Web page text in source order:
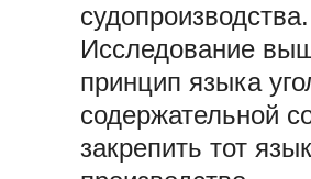
судопроизводства.
Исследование
принцип языка
содержательной
закрепить тот